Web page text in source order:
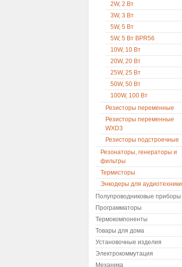
2W, 2 Вт
3W, 3 Вт
5W, 5 Вт
5W, 5 Вт BPR56
10W, 10 Вт
20W, 20 Вт
25W, 25 Вт
50W, 50 Вт
100W, 100 Вт
Резисторы переменные
Резисторы переменные
WXD3
Резисторы подстроечные
Резонаторы, генераторы и
фильтры
Термисторы
Энкодеры для аудиотехники
Полупроводниковые приборы
Программаторы
Термокомпоненты
Товары для дома
Установочные изделия
Электрокоммутация
Механика